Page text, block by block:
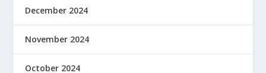
December 2024
November 2024
October 2024